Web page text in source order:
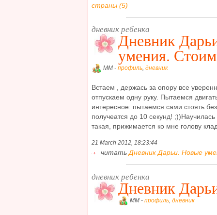
страны (5)
дневник ребенка
Дневник
умения. Стоим
MM - профиль, дневник
Встаем , держась за опору все
отпускаем одну руку. Пытаемся
интересное: пытаемся сами стоять
получеатся до 10 секунд!
такая, прижимается ко мне голову
21 March 2012, 18:23:44
читать Дневник Дарьи. Новые
дневник ребенка
Дневник
MM - профиль, дневник